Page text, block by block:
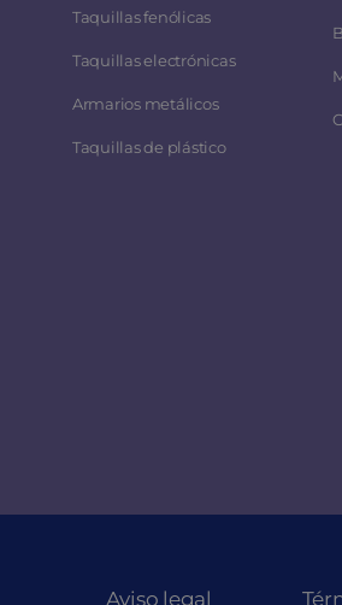
Taquillas fenólicas
Taquillas electrónicas
Armarios metálicos
Taquillas de plástico
Aviso legal